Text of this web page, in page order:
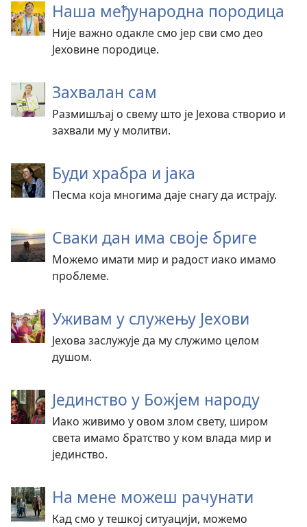
Наша међународна породица
Није важно одакле смо јер сви смо део
Јеховине породице.
Захвалан сам
Размишљај о свему што је Јехова створио и
захвали му у молитви.
Буди храбра и јака
Песма која многима даје снагу да истрају.
Сваки дан има своје бриге
Можемо имати мир и радост иако имамо
проблеме.
Уживам у служењу Јехови
Јехова заслужује да му служимо целом
душом.
Јединство у Божјем народу
Иако живимо у овом злом свету, широм
света имамо братство у ком влада мир и
јединство.
На мене можеш рачунати
Кад смо у тешкој ситуацији, можемо